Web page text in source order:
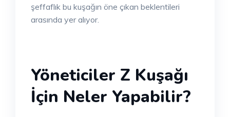
şeffaflık bu kuşağın öne çıkan beklentileri
arasında yer alıyor.
Yöneticiler Z Kuşağı
İçin Neler Yapabilir?